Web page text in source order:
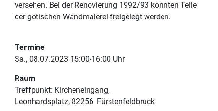
versehen. Bei der Renovierung 1992/93 konnten Teile
der gotischen Wandmalerei freigelegt werden.
Termine
Sa., 08.07.2023 15:00-16:00 Uhr
Raum
Treffpunkt: Kircheneingang
Leonhardsplatz 82256 Fürstenfeldbruck